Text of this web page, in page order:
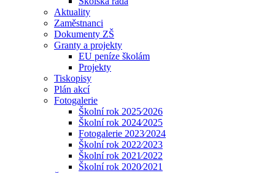
Aktuality
Zaměstnanci
Dokumenty ZŠ
Granty a projekty
EU peníze školám
Projekty
Tiskopisy
Plán akcí
Fotogalerie
Školní rok 2025⁄2026
Školní rok 2024⁄2025
Fotogalerie 2023⁄2024
Školní rok 2022⁄2023
Školní rok 2021⁄2022
Školní rok 2020⁄2021